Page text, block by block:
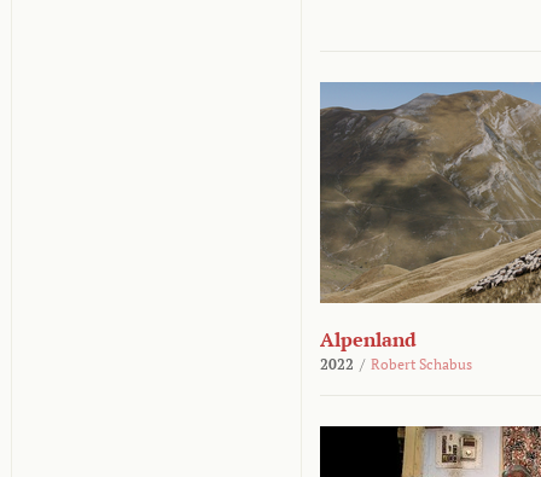
Alpenland
2022 / Robert Schabus